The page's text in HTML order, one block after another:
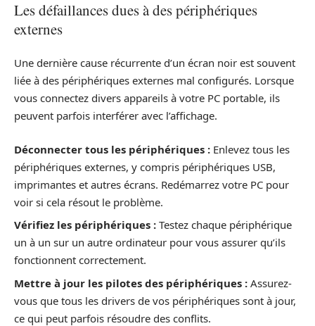
Les défaillances dues à des périphériques
externes
Une dernière cause récurrente d’un écran noir est souvent
liée à des périphériques externes mal configurés. Lorsque
vous connectez divers appareils à votre PC portable, ils
peuvent parfois interférer avec l’affichage.
Déconnecter tous les périphériques : Enlevez tous les
périphériques externes, y compris périphériques USB,
imprimantes et autres écrans. Redémarrez votre PC pour
voir si cela résout le problème.
Vérifiez les périphériques : Testez chaque périphérique
un à un sur un autre ordinateur pour vous assurer qu’ils
fonctionnent correctement.
Mettre à jour les pilotes des périphériques : Assurez-
vous que tous les drivers de vos périphériques sont à jour,
ce qui peut parfois résoudre des conflits.